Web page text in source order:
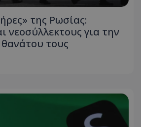
της Ρωσίας:
νεοσύλλεκτους για την
τους